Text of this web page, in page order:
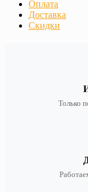
Оплата
Доставка
Скидки
Только